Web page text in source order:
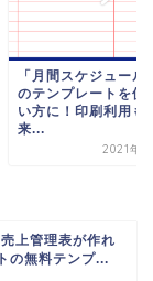
「月間スケジュール
のテンプレートを使
い方に！印刷利用も
来...
2021年9
上管理表が作れ
の無料テンプ...